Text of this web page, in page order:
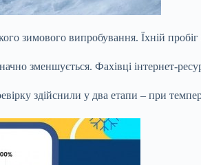
зимового випробування. Їхній
зменшується. Фахівці інтернет-
здійснили у два етапи – при